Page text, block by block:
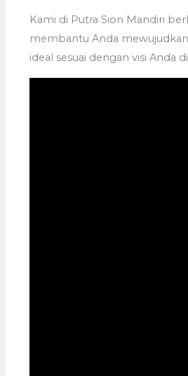
Kami di Putra Sion Mandiri
membantu Anda
ideal sesuai dengan visi Anda